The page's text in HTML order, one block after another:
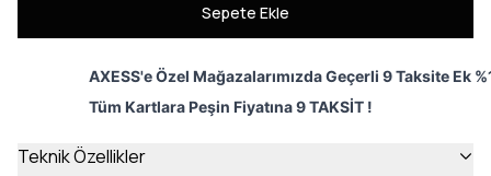
Sepete Ekle
AXESS'e Özel Mağazalarımızda Geçerli 9 Taksite Ek
Tüm Kartlara Peşin Fiyatına 9 TAKSİT !
Teknik Özellikler